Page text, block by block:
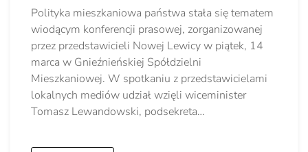
Polityka mieszkaniowa państwa stała się tematem
wiodącym konferencji prasowej, zorganizowanej
przez przedstawicieli Nowej Lewicy w piątek, 14
marca w Gnieźnieńskiej Spółdzielni
Mieszkaniowej. W spotkaniu z przedstawicielami
lokalnych mediów udział wzięli wiceminister
Tomasz Lewandowski, podsekreta…